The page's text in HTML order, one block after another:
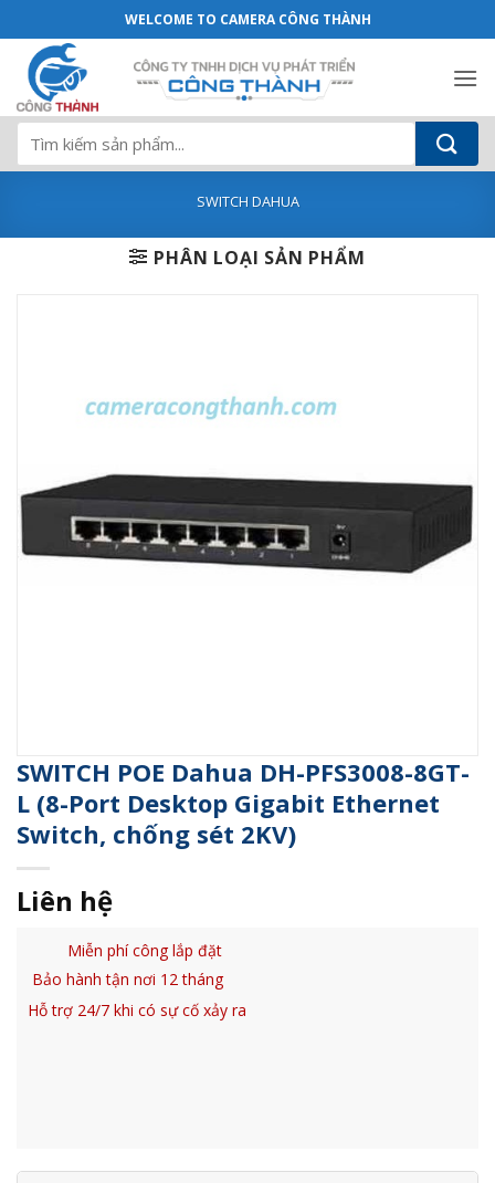
qua
dung
SWITCH POE Dahua DH-PFS3008-
WELCOME TO CAMERA CÔNG THÀNH
Tìm
kiếm:
SWITCH DAHUA
PHÂN LOẠI SẢN PHẨM
SWITCH POE Dahua DH-PFS3008-8GT-
L (8-Port Desktop Gigabit Ethernet
Switch, chống sét 2KV)
Liên hệ
Miễn phí công lắp đặt
Bảo hành tận nơi 12 tháng
Hỗ trợ 24/7 khi có sự cố xảy ra